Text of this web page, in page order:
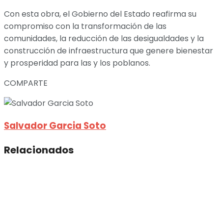
Con esta obra, el Gobierno del Estado reafirma su
compromiso con la transformación de las
comunidades, la reducción de las desigualdades y la
construcción de infraestructura que genere bienestar
y prosperidad para las y los poblanos.
COMPARTE
Salvador Garcia Soto
Relacionados